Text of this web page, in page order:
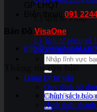
Lý lịch tư Pháp
Lý lịch tư pháp số 1
Lý lịch tư pháp số 2
Đăng ký tư vấn
GP LHQT
091
VisaOne
Thông tin cần biết
Quy định sử
Chính sách bảo
Hình thức thanh